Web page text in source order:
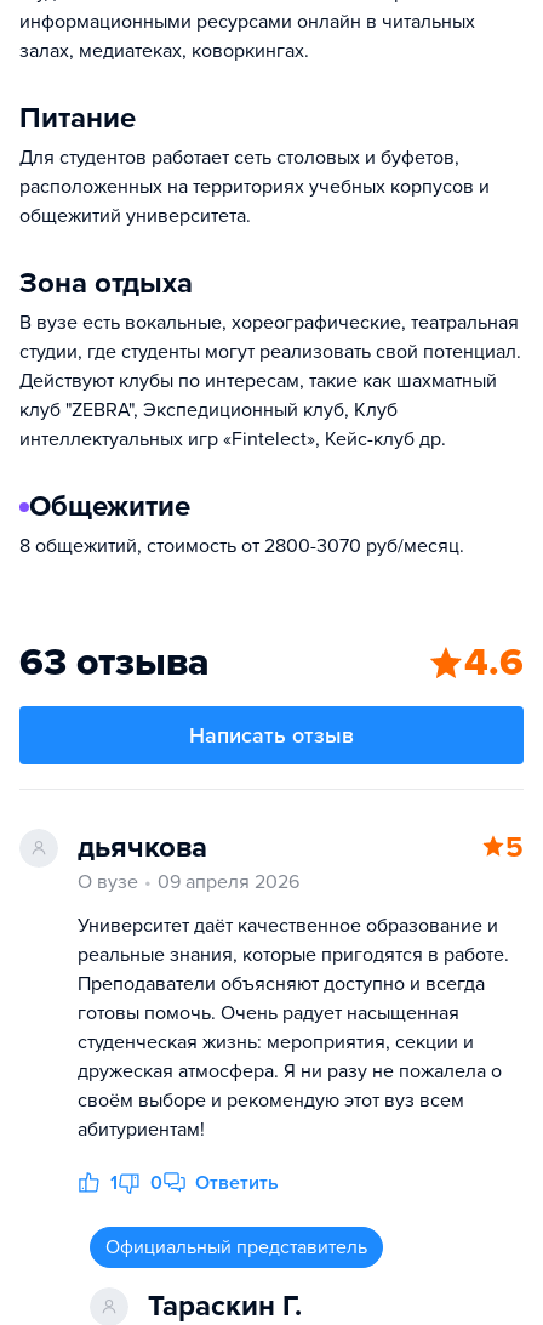
информационными ресурсами онлайн в читальных
залах, медиатеках, коворкингах.
Питание
Для студентов работает сеть столовых и буфетов,
расположенных на территориях учебных корпусов и
общежитий университета.
Зона отдыха
В вузе есть вокальные, хореографические, театральная
студии, где студенты могут реализовать свой потенциал.
Действуют клубы по интересам, такие как шахматный
клуб "ZEBRA", Экспедиционный клуб, Клуб
интеллектуальных игр «Fintelect», Кейс-клуб др.
Общежитие
8 общежитий, стоимость от 2800-3070 руб/месяц.
63 отзыва 4.6
Написать отзыв
дьячкова 5
О вузе
09 апреля 2026
Университет даёт качественное образование и
реальные знания, которые пригодятся в работе.
Преподаватели объясняют доступно и всегда
готовы помочь. Очень радует насыщенная
студенческая жизнь: мероприятия, секции и
дружеская атмосфера. Я ни разу не пожалела о
своём выборе и рекомендую этот вуз всем
абитуриентам!
1 0 Ответить
Официальный представитель
Тараскин Г.